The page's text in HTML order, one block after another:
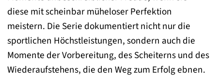
diese mit scheinbar müheloser Perfektion
meistern. Die Serie dokumentiert nicht nur die
sportlichen Höchstleistungen, sondern auch die
Momente der Vorbereitung, des Scheiterns und des
Wiederaufstehens, die den Weg zum Erfolg ebnen.